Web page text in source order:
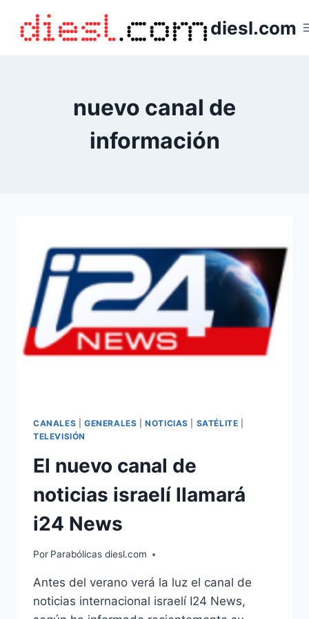
contenido
diesl.com
nuevo canal de
información
CANALES GENERALES |NOTICIAS SATÉLITE
TELEVISIÓN
El nuevo canal de
noticias israelí llamará
i24 News
Por Parabólicas diesl.com
Antes del verano verá la luz el canal de
noticias internacional israelí I24 News,